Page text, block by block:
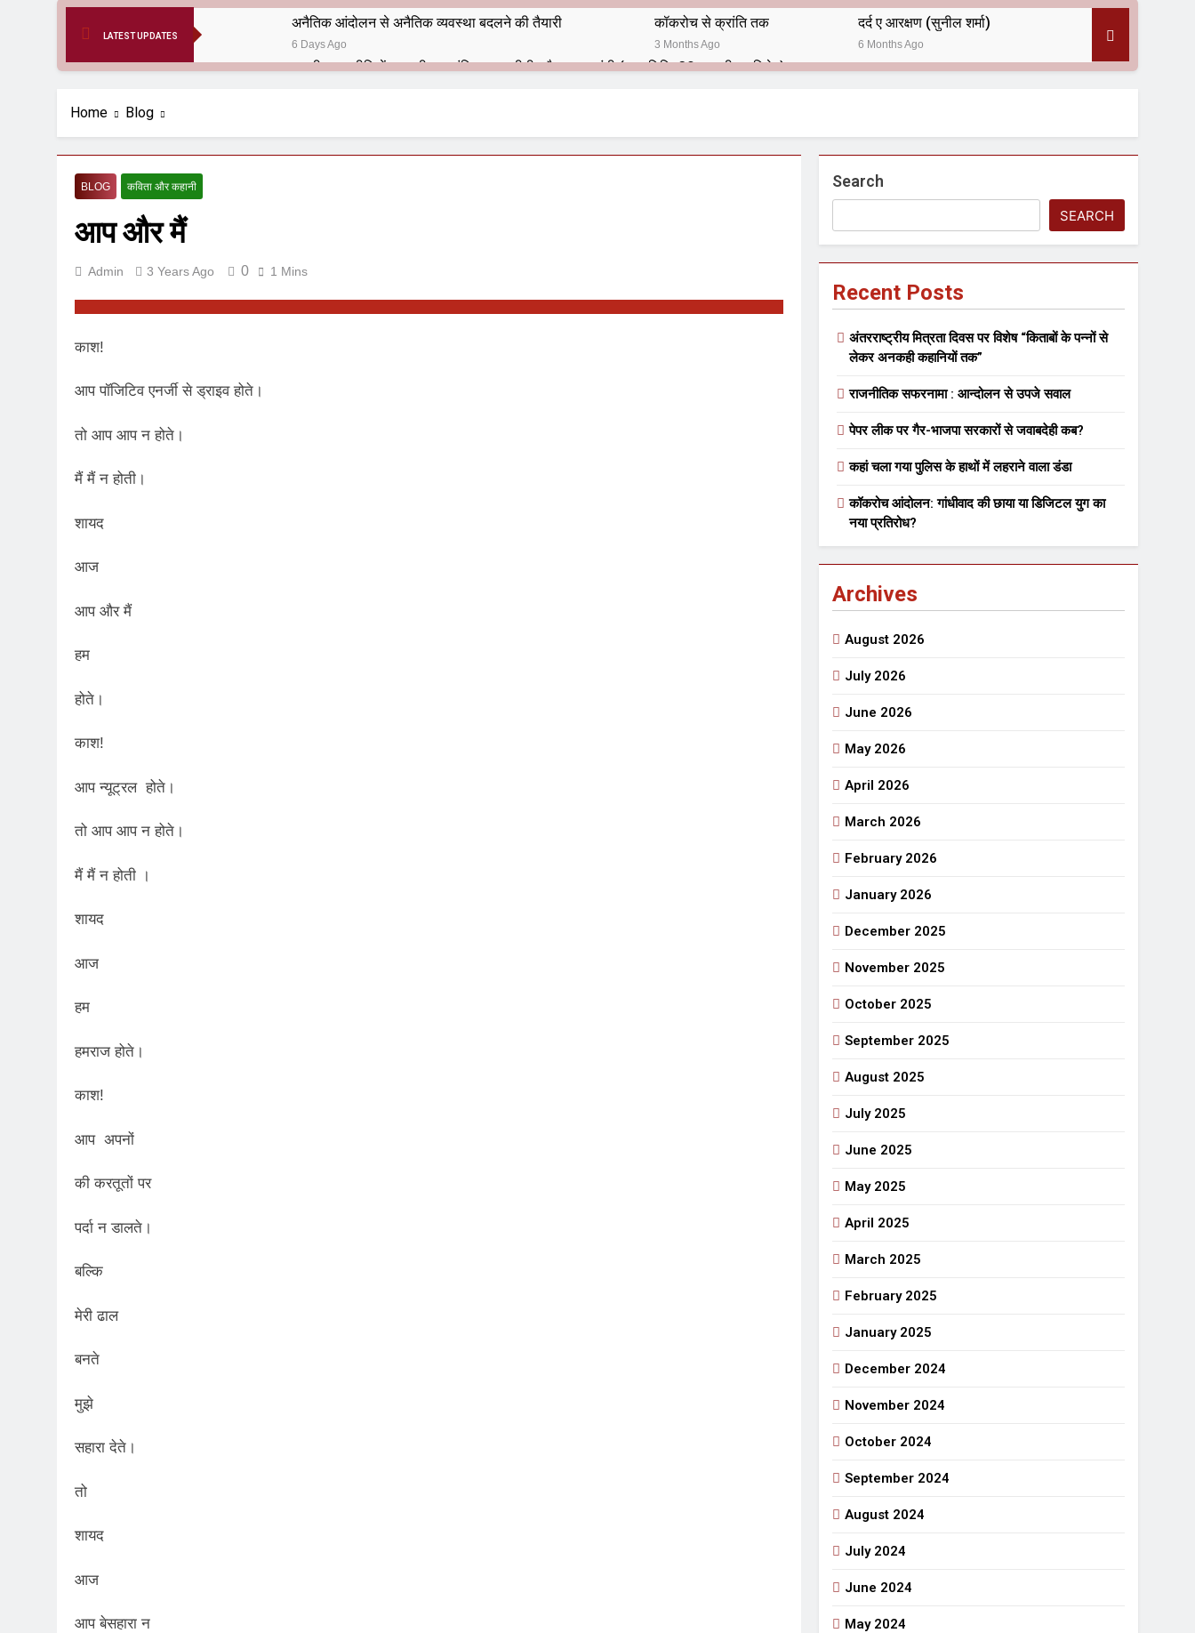
LATEST UPDATES
अनैतिक आंदोलन से अनैतिक व्यवस्था बदलने की तैयारी
6 Days Ago
कॉकरोच से क्रांति तक
3 Months Ago
दर्द ए आरक्षण (सुनील शर्मा)
6 Months Ago
भारतीय राजनीति में आज भी प्रासांगिक एव अद्वीतीय है महात्मा गांधी (पुण्य तिथि-30 जनवरी पर विशेष)
हरियाणा सरकार के बाबा बंदा सिंह बहादुर की स्मृति में स्मारक निर्माण की दिशा में बढ़ते कदम
1 Year Ago
समाज सेवा मे तत्पर दानवीर परिवार
विश्व पुस्तक मेले (10-18 फरवरी) में अनुराधा प्रकाशन के स्टाल पर अपनी पुस्तक को प्रदर्शित/विमोचन हेतु संपर्क करें
3 Years Ago
श्री हनुमानजी का जन्म महोत्सव का भव्य आयोजन
राजनीतिक सफरनामा : आन्दोलन से उपजे सवाल
कहां चला गया पुलिस के हाथों में लहराने वाला डंडा
Home Blog
BLOG कविता और कहानी
आप और मैं
Admin 3 Years Ago 0 1 Mins
काश!
आप पॉजिटिव एनर्जी से ड्राइव होते।
तो आप आप न होते।
मैं मैं न होती।
शायद
आज
आप और मैं
हम
होते।
काश!
आप न्यूट्रल होते।
तो आप आप न होते।
मैं मैं न होती ।
शायद
आज
हम
हमराज होते।
काश!
आप अपनों
की करतूतों पर
पर्दा न डालते।
बल्कि
मेरी ढाल
बनते
मुझे
सहारा देते।
तो
शायद
आज
आप बेसहारा न
Search
SEARCH
Recent Posts
अंतरराष्ट्रीय मित्रता दिवस पर विशेष “किताबों के पन्नों से
लेकर अनकही कहानियों तक”
राजनीतिक सफरनामा : आन्दोलन से उपजे सवाल
पेपर लीक पर गैर-भाजपा सरकारों से जवाबदेही कब?
कहां चला गया पुलिस के हाथों में लहराने वाला डंडा
कॉकरोच आंदोलन: गांधीवाद की छाया या डिजिटल युग का
नया प्रतिरोध?
Archives
August 2026
July 2026
June 2026
May 2026
April 2026
March 2026
February 2026
January 2026
December 2025
November 2025
October 2025
September 2025
August 2025
July 2025
June 2025
May 2025
April 2025
March 2025
February 2025
January 2025
December 2024
November 2024
October 2024
September 2024
August 2024
July 2024
June 2024
May 2024